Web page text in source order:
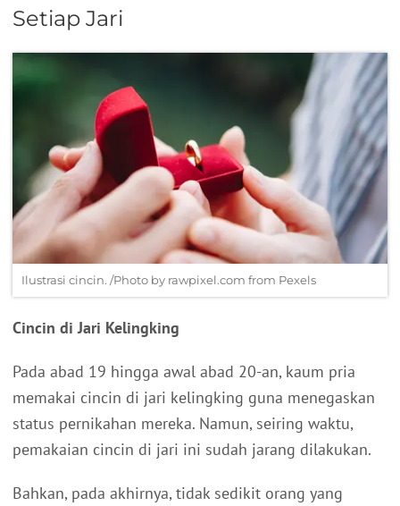
Setiap Jari
Ilustrasi cincin. /Photo by rawpixel.com from Pexels
Cincin di Jari Kelingking
Pada abad 19 hingga awal abad 20-an, kaum pria
memakai cincin di jari kelingking guna menegaskan
status pernikahan mereka. Namun, seiring waktu,
pemakaian cincin di jari ini sudah jarang dilakukan.
Bahkan, pada akhirnya, tidak sedikit orang yang